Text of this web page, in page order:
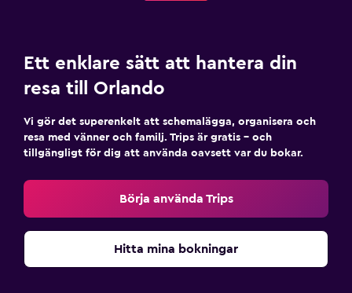
Ett enklare sätt att hantera din
resa till Orlando
Vi gör det superenkelt att schemalägga, organisera och
resa med vänner och familj. Trips är gratis – och
tillgängligt för dig att använda oavsett var du bokar.
Börja använda Trips
Hitta mina bokningar